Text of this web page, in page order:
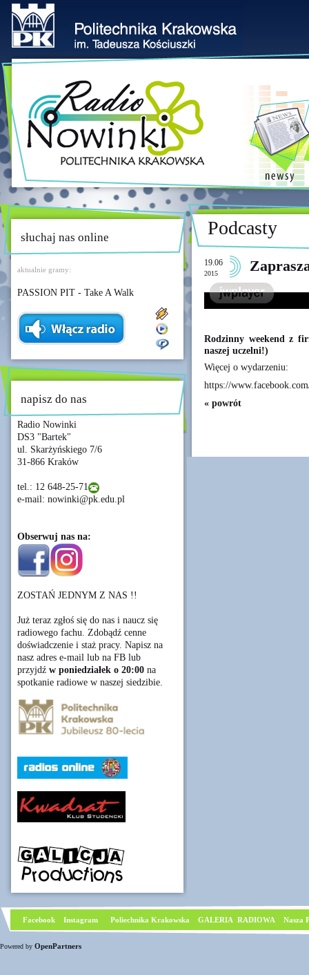
słuchaj nas online
aktualnie gramy:
PASSION PIT - Take A Walk
napisz do nas
Radio Nowinki
DS3 "Bartek"
ul. Skarżyńskiego 7/6
31-866 Kraków
tel.: 12 648-25-71
e-mail: nowinki@pk.edu.pl
Obserwuj nas na:
ZOSTAŃ JEDNYM Z NAS !!
Już teraz zgłoś się do nas i naucz się
radiowego fachu. Zdobądź cenne
doświadczenie i staż pracy. Napisz na
nasz adres e-mail lub na FB lub
przyjdź w poniedziałek o 20:00 na
spotkanie radiowe w naszej siedzibie.
Podcasty
19.06
2015
Rodzinny weekend z
naszej uczelni!)
Więcej o wydarzeniu:
https://
« powrót
Facebook Instagram Poliechnika Krakowska GALERIA RADIOWA Nasza
Powered by OpenPartners